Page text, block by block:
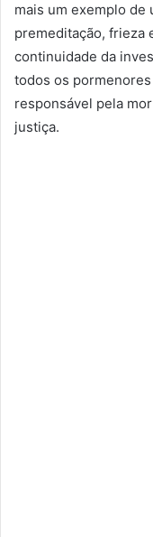
mais um exemplo de
premeditação, frieza
continuidade da
todos os
responsável pela
justiça.